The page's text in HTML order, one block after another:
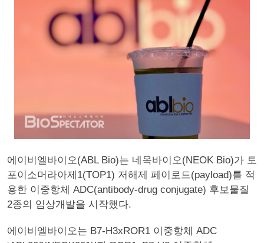
에이비엘바이오(ABL Bio)는 네옥바이오(NEOK Bio)가 토
포이소머라아제1(TOP1) 저해제 페이로드(payload)를 적
용한 이중항체 ADC(antibody-drug conjugate) 후보물질
2종의 임상개발을 시작했다.
에이비엘바이오는 B7-H3xROR1 이중항체 ADC